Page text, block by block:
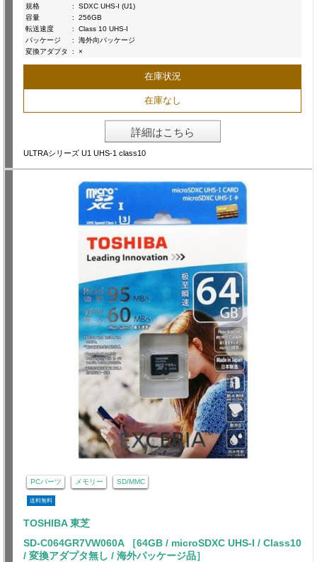
規格
:
SDXC UHS-I (U1)
容量
:
256GB
転送速度
:
Class 10 UHS-I
パッケージ
:
海外向パッケージ
変換アダプタ
: ×
在庫状況
在庫なし
詳細はこちら
ULTRAシリーズ U1 UHS-1 class10
PCパーツ メモリー SD/MMC
送料無料
TOSHIBA 東芝
SD-C064GR7VW060A ［64GB / microSDXC UHS-I / Class10
/ 変換アダプタ無し / 海外パッケージ品］